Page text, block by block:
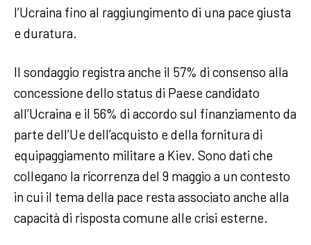
l’Ucraina fino al raggiungimento di una pace giusta
e duratura.
Il sondaggio registra anche il 57% di consenso alla
concessione dello status di Paese candidato
all’Ucraina e il 56% di accordo sul finanziamento da
parte dell’Ue dell’acquisto e della fornitura di
equipaggiamento militare a Kiev. Sono dati che
collegano la ricorrenza del 9 maggio a un contesto
in cui il tema della pace resta associato anche alla
capacità di risposta comune alle crisi esterne.